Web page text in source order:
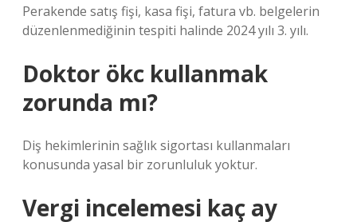
Perakende satış fişi, kasa fişi, fatura vb. belgelerin
düzenlenmediğinin tespiti halinde 2024 yılı 3. yılı.
Doktor ökc kullanmak
zorunda mı?
Diş hekimlerinin sağlık sigortası kullanmaları
konusunda yasal bir zorunluluk yoktur.
Vergi incelemesi kaç ay